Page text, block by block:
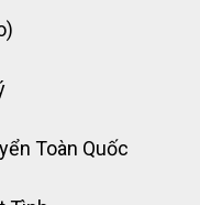
Toàn Quốc